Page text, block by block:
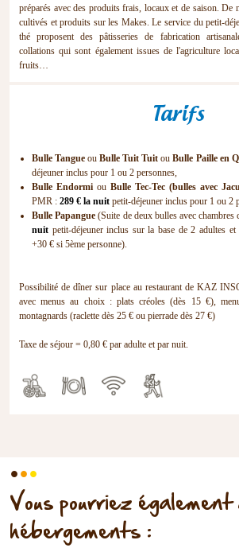
préparés avec des produits frais, locaux et de saison. De
cultivés et produits sur les Makes. Le service du petit-
thé proposent des pâtisseries de fabrication
collations qui sont également issues de l'agriculture
fruits…
Tarifs
Bulle Tangue ouBulle Tuit Tuit ouBulle Paille en
déjeuner inclus pour 1 ou 2 personnes,
Bulle Endormi ou Bulle Tec-Tec (bulles avec
PMR : 289 € la nuit petit-déjeuner inclus pour 1 ou 2
Bulle Papangue (Suite de deux bulles avec chambres
nuit petit-déjeuner inclus sur la base de 2 adultes
+30 € si 5ème personne).
Possibilité de dîner sur place au restaurant de KAZ
avec menus au choix : plats créoles (dès 15 €),
montagnards (raclette dès 25 € ou pierrade dès 27 €)
Taxe de séjour = 0,80 € par adulte et par nuit.
...
Vous pourriez
hébergements :